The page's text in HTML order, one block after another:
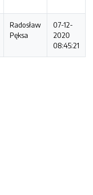
Radosław
Pęksa
07-12-
2020
08:45:21